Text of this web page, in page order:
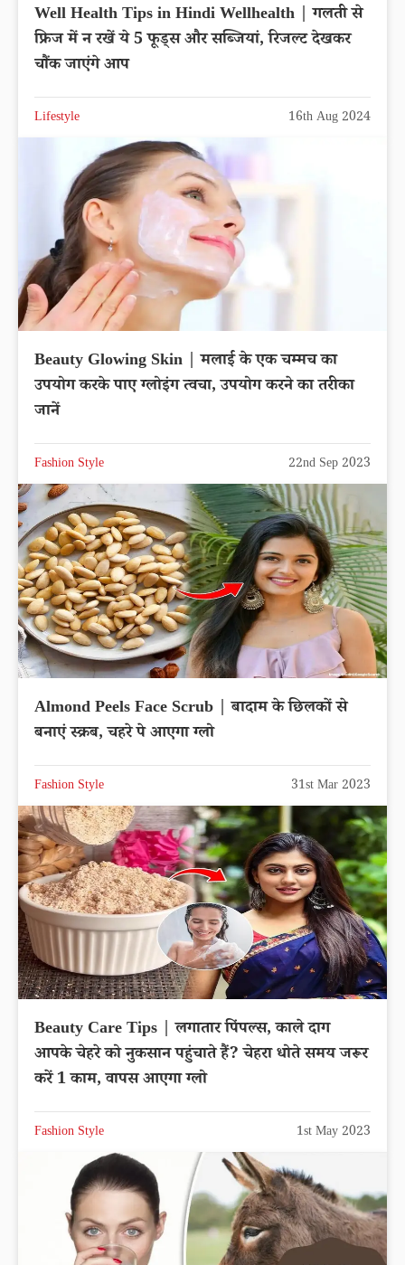
Well Health Tips in Hindi Wellhealth | गलती से
फ्रिज में न रखें ये 5 फूड्स और सब्जियां, रिजल्ट देखकर
चौंक जाएंगे आप
Lifestyle 16th Aug 2024
Beauty Glowing Skin | मलाई के एक चम्मच का
उपयोग करके पाए ग्लोइंग त्वचा, उपयोग करने का तरीका
जानें
Fashion Style 22nd Sep 2023
Almond Peels Face Scrub | बादाम के छिलकों से
बनाएं स्क्रब, चहरे पे आएगा ग्लो
Fashion Style 31st Mar 2023
Beauty Care Tips | लगातार पिंपल्स, काले दाग
आपके चेहरे को नुकसान पहुंचाते हैं? चेहरा धोते समय जरूर
करें 1 काम, वापस आएगा ग्लो
Fashion Style 1st May 2023